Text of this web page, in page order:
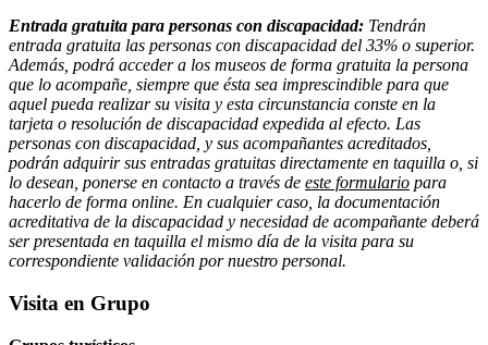
Entrada gratuita para personas con discapacidad: Tendrán
entrada gratuita las personas con discapacidad del 33% o superior.
Además, podrá acceder a los museos de forma gratuita la persona
que lo acompañe, siempre que ésta sea imprescindible para que
aquel pueda realizar su visita y esta circunstancia conste en la
tarjeta o resolución de discapacidad expedida al efecto. Las
personas con discapacidad, y sus acompañantes acreditados,
podrán adquirir sus entradas gratuitas directamente en taquilla o, si
lo desean, ponerse en contacto a través de este formulario para
hacerlo de forma online. En cualquier caso, la documentación
acreditativa de la discapacidad y necesidad de acompañante deberá
ser presentada en taquilla el mismo día de la visita para su
correspondiente validación por nuestro personal.
Visita en Grupo